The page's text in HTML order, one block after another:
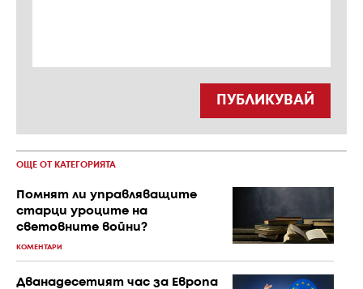
ПУБЛИКУВАЙ
ОЩЕ ОТ КАТЕГОРИЯТА
Помнят ли управляващите
старци уроците на
световните войни?
КОМЕНТАРИ
Дванадесетият час за Европа